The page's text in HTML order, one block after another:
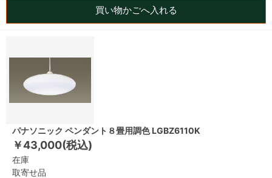
買い物かごへ入れる
パナソニック ペンダント８畳用調色 LGBZ6110K
￥43,000(税込)
在庫
取寄せ品